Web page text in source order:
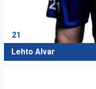
21
Lehto Alvar